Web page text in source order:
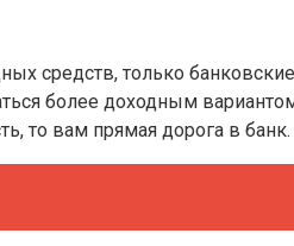
средств, только
более доходным
то вам прямая дорога в банк.